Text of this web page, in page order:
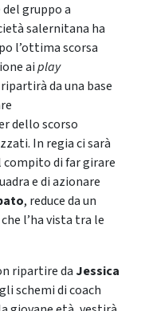
gruppo a
salernitana ha
l’ottima scorsa
aiplay
da una base
dello scorso
In regia ci sarà
compito di far girare
e di azionare
, reduce da un
l’ha vista tra le
ripartire da Jessica
schemi di coach